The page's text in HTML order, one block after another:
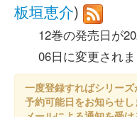
板垣恵介)
12巻の発売日が
06日に変更されま
一度登録すればシリー
予約可能日をお知らせし